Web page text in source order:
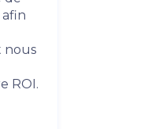
nous
ROI.